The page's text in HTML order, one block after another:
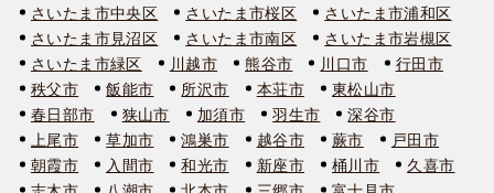
さいたま市中央区
さいたま市桜区
さいたま市浦和区
さいたま市見沼区
さいたま市南区
さいたま市岩槻区
さいたま市緑区
川越市 熊谷市 川口市
行田市
秩父市
飯能市 所沢市 本荘市
東松山市
春日部市
狭山市 加須市 羽生市
深谷市
上尾市
草加市 鴻巣市 越谷市 蕨市
戸田市
朝霞市
入間市 和光市 新座市 桶川市
久喜市